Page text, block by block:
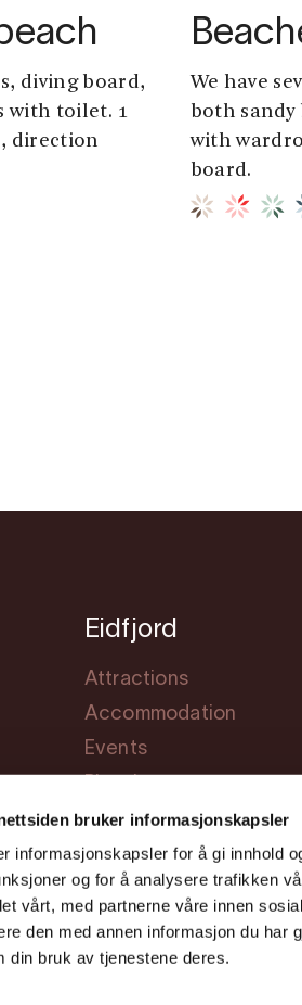
bruker informasjonskapsler
informasjonskapsler for å gi innhold
og for å analysere trafikken
vårt, med partnerne våre innen
den med annen informasjon du har
din bruk av tjenestene deres.
diving board,
with toilet. 1
direction
We have
both sandy
with
board.
Eidfjord
Attractions
Accommodation
Events